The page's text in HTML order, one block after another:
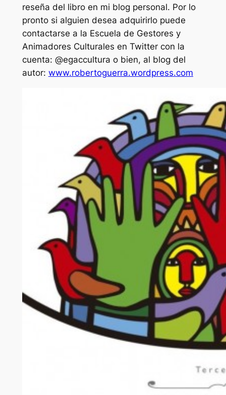
reseña del libro en mi blog personal. Por lo
pronto si alguien desea adquirirlo puede
contactarse a la Escuela de Gestores y
Animadores Culturales en Twitter con la
cuenta: @egaccultura o bien, al blog del
autor: www.robertoguerra.wordpress.com